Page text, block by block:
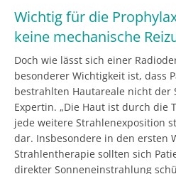
Wichtig für die
keine mechanische
Doch wie lässt sich einer
besonderer Wichtigkeit ist, dass
bestrahlten Hautareale nicht der
Expertin. „Die Haut ist durch
jede weitere Strahlenexposition
dar. Insbesondere in den ersten
Strahlentherapie sollten sich
direkter Sonneneinstrahlung